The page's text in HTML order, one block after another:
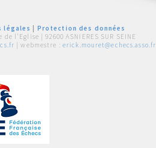
légales
Protection des données
de l'Eglise | 92600 ASNIERES SUR SEINE
| webmestre : erick.mouret@echecs.asso.fr